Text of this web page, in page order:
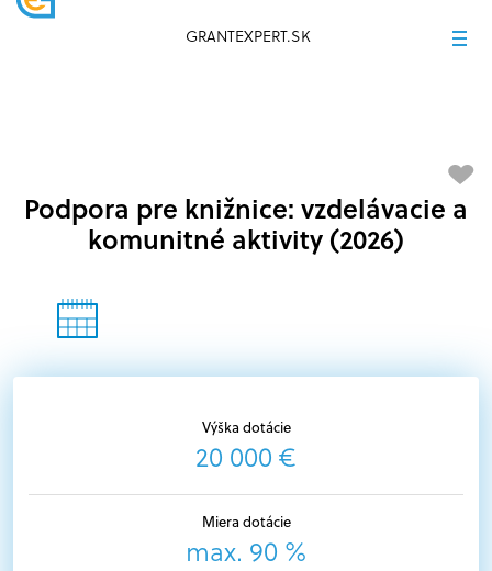
GRANTEXPERT.SK
Výška dotácie
20 000 €
Miera dotácie
max. 90 %
Podpora pre knižnice: vzdelávacie a
komunitné aktivity (2026)